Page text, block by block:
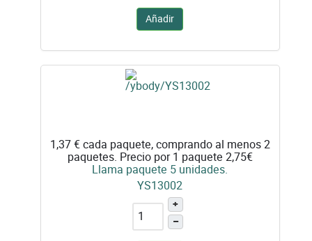
Añadir
1,37 €cada paquete, comprando al menos 2
paquetes. Precio por 1 paquete 2,75€
Llama paquete 5 unidades.
YS13002
+
–